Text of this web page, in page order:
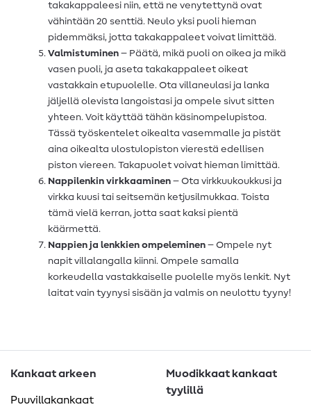
takakappaleesi niin, että ne venytettynä ovat
vähintään 20 senttiä. Neulo yksi puoli hieman
pidemmäksi, jotta takakappaleet voivat limittää.
Valmistuminen – Päätä, mikä puoli on oikea ja mikä
vasen puoli, ja aseta takakappaleet oikeat
vastakkain etupuolelle. Ota villaneulasi ja lanka
jäljellä olevista langoistasi ja ompele sivut sitten
yhteen. Voit käyttää tähän käsinompelupistoa.
Tässä työskentelet oikealta vasemmalle ja pistät
aina oikealta ulostulopiston vierestä edellisen
piston viereen. Takapuolet voivat hieman limittää.
Nappilenkin virkkaaminen – Ota virkkuukoukkusi ja
virkka kuusi tai seitsemän ketjusilmukkaa. Toista
tämä vielä kerran, jotta saat kaksi pientä
käärmettä.
Nappien ja lenkkien ompeleminen – Ompele nyt
napit villalangalla kiinni. Ompele samalla
korkeudella vastakkaiselle puolelle myös lenkit. Nyt
laitat vain tyynysi sisään ja valmis on neulottu tyyny!
Kankaat arkeen
Puuvillakankaat
Muodikkaat kankaat
tyylillä